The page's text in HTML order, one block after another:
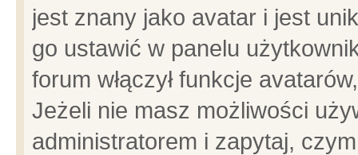
jest znany jako avatar i jest
go ustawić w panelu
forum włączył funkcje
Jeżeli nie masz możliwości
administratorem i zapytaj,